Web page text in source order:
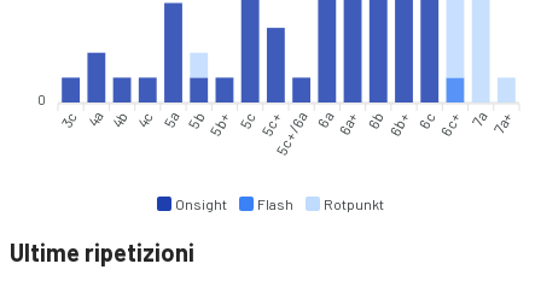
Onsight Flash Rotpunkt
0
3c 4a 4b 4c 5a 5b 5b+ 5c 5c+5c+/6a 6a 6a+ 6b 6b+ 6c 6c+ 7a 7a+
Ultime ripetizioni